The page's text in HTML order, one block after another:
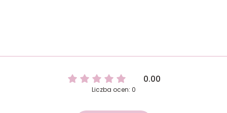
0.00
Liczba ocen: 0